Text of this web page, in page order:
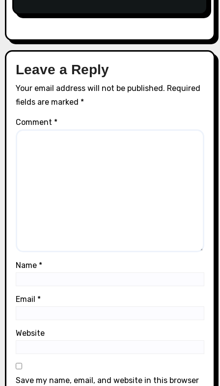
Leave a Reply
Your email address will not be published. Required
fields are marked *
Comment *
Name *
Email *
Website
Save my name, email, and website in this browser